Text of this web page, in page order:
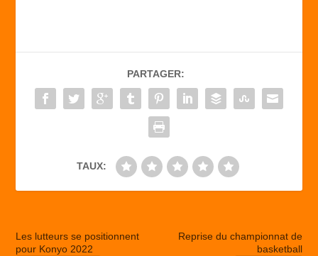
b
o
o
d
o
n
er
PARTAGER:
TAUX:
Les lutteurs se positionnent
pour Konyo 2022
Reprise du championnat de
basketball